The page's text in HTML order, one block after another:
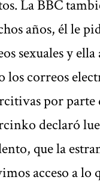
La BBC
años, él le
sexuales y
los correos
por parte
declaró
que la
acceso a lo